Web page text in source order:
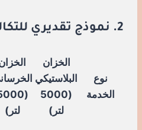
2. نموذج تقديري للتكاليف
نوع
الخدمة
الخزان
البلاستيكي
(5000
لتر)
لتر)